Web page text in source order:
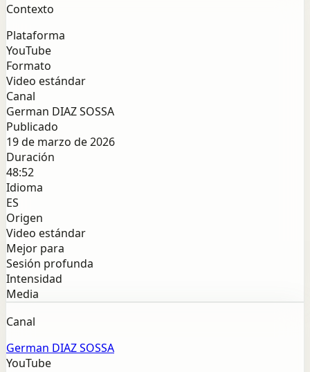
Contexto
Plataforma
YouTube
Formato
Video estándar
Canal
German DIAZ SOSSA
Publicado
19 de marzo de 2026
Duración
48:52
Idioma
ES
Origen
Video estándar
Mejor para
Sesión profunda
Intensidad
Media
Canal
German DIAZ SOSSA
YouTube